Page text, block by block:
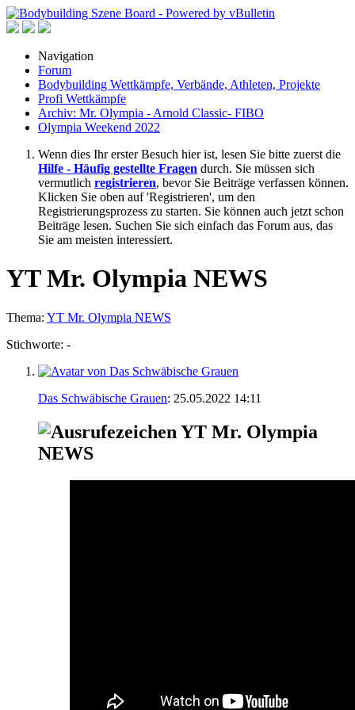
Navigation
Forum
Bodybuilding Wettkämpfe, Verbände, Athleten, Projekte
Profi Wettkämpfe
Archiv: Mr. Olympia - Arnold Classic- FIBO
Olympia Weekend 2022
Wenn dies Ihr erster Besuch hier ist, lesen Sie bitte zuerst die
Hilfe - Häufig gestellte Fragen durch. Sie müssen sich
vermutlich registrieren, bevor Sie Beiträge verfassen können.
Klicken Sie oben auf 'Registrieren', um den
Registrierungsprozess zu starten. Sie können auch jetzt schon
Beiträge lesen. Suchen Sie sich einfach das Forum aus, das
Sie am meisten interessiert.
YT Mr. Olympia NEWS
Thema: YT Mr. Olympia NEWS
Stichworte: -
Das Schwäbische Grauen: 25.05.2022 14:11
YT Mr. Olympia
NEWS